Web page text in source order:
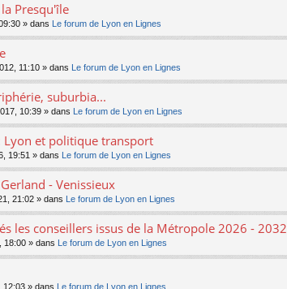
Presqu'île
» dans Le forum de Lyon en Lignes
11:10 » dans Le forum de Lyon en Lignes
suburbia...
10:39 » dans Le forum de Lyon en Lignes
Lyon et politique transport
19:51 » dans Le forum de Lyon en Lignes
- Venissieux
21:02 » dans Le forum de Lyon en Lignes
les conseillers issus de la Métropole 2026 - 2032
18:00 » dans Le forum de Lyon en Lignes
12:03 » dans Le forum de Lyon en Lignes